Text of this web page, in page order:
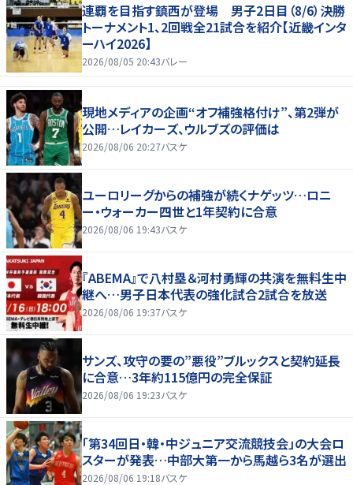
連覇を目指す鎮西が登場 男子2日目（8/6）決勝
トーナメント1、2回戦全21試合を紹介【近畿インタ
ーハイ2026】
2026/08/05 20:43バレー
現地メディアの企画“オフ補強格付け”、第2弾が
公開…レイカーズ、ウルブズの評価は
2026/08/06 20:27バスケ
ユーロリーグからの補強が続くナゲッツ…ロニ
ー・ウォーカー四世と1年契約に合意
2026/08/06 19:43バスケ
『ABEMA』で八村塁＆河村勇輝の共演を無料生中
継へ…男子日本代表の強化試合2試合を放送
2026/08/06 19:37バスケ
サンズ、攻守の要の”悪役”ブルックスと契約延長
に合意…3年約115億円の完全保証
2026/08/06 19:23バスケ
「第34回日・韓・中ジュニア交流競技会」の大会ロ
スターが発表…中部大第一から馬越ら3名が選出
2026/08/06 19:18バスケ